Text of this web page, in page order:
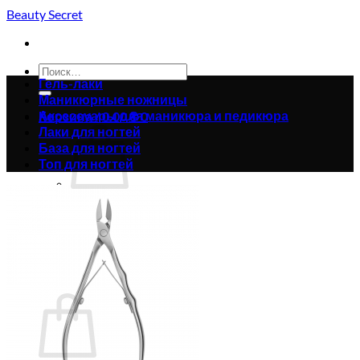
Skip
content
Beauty Secret
Искать:
Корзина /0.00₴0
Корзина пуста.
Вернуться в магазин
Корзина
Гель-лаки
Маникюрные ножницы
Аксессуары для маникюра и педикюра
Лаки для ногтей
База для ногтей
Топ для ногтей